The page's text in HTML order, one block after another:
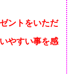
ントをいただ
やすい事を感